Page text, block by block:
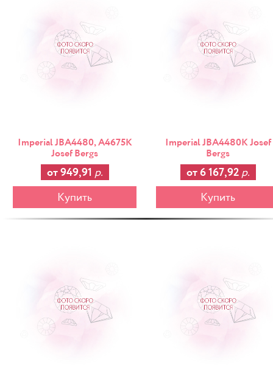
Imperial JBA4480, A4675K
Josef Bergs
от 949,91 р.
Купить
Imperial JBA4480K Josef
Bergs
от 6 167,92 р.
Купить